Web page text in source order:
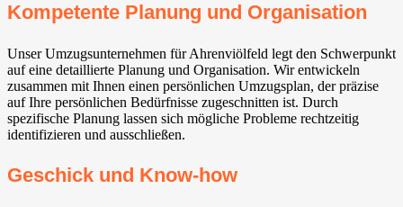
Kompetente Planung und Organisation
Unser Umzugsunternehmen für Ahrenviölfeld legt den Schwerpunkt
auf eine detaillierte Planung und Organisation. Wir entwickeln
zusammen mit Ihnen einen persönlichen Umzugsplan, der präzise
auf Ihre persönlichen Bedürfnisse zugeschnitten ist. Durch
spezifische Planung lassen sich mögliche Probleme rechtzeitig
identifizieren und ausschließen.
Geschick und Know-how